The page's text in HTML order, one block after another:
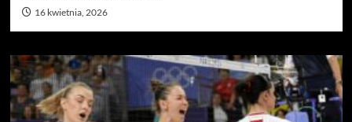
16 kwietnia, 2026